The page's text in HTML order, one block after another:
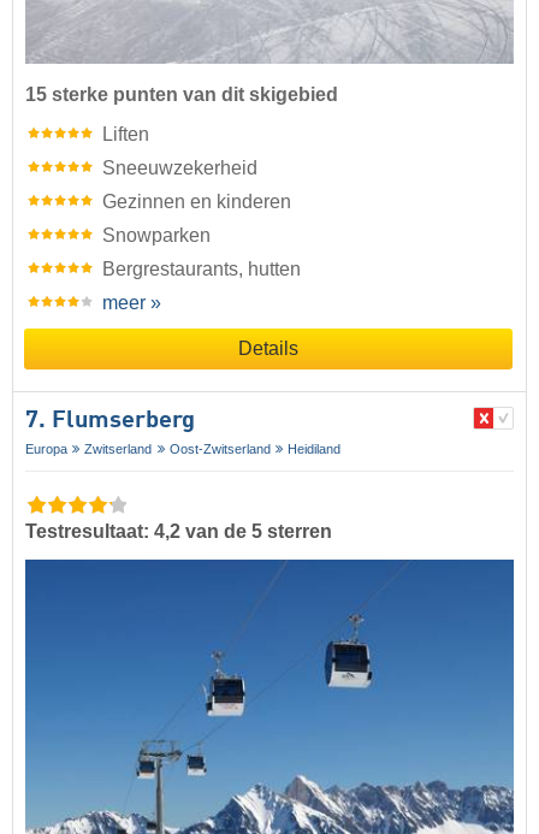
15 sterke punten van dit skigebied
Liften
Sneeuwzekerheid
Gezinnen en kinderen
Snowparken
Bergrestaurants, hutten
meer »
Details
7. Flumserberg
Europa Zwitserland Oost-Zwitserland Heidiland
Testresultaat: 4,2 van de 5 sterren